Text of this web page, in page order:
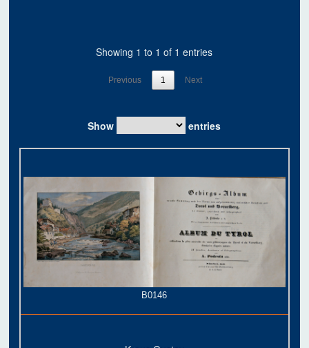
Show entries
Showing 1 to 1 of 1 entries
Previous 1 Next
B0146